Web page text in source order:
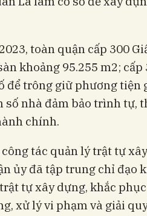
toàn quận cấp 300
khoảng 95.255 m2; cấp
để trông giữ phương tiện
số nhà đảm bảo trình tự,
chính.
tác quản lý trật tự
ủy đã tập trung chỉ đạo
tự xây dựng, khắc
xử lý vi phạm và giải